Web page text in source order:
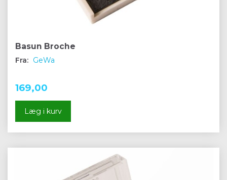
Basun Broche
Fra: GeWa
169,00
Læg i kurv